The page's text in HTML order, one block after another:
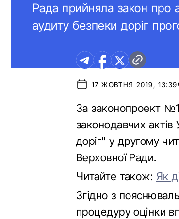
Рада прийняла закон про
аудиту безпеки доріг
17 ЖОВТНЯ 2019, 13:39
За законопроект
законодавчих
доріг" у другому
Верховної Ради.
Читайте також: Як
Згідно з
процедуру оцінки